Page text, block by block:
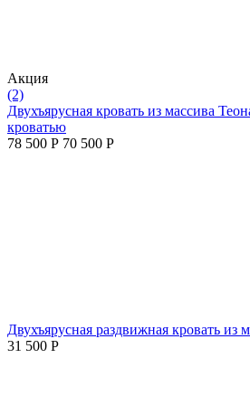
Aкция
(2)
Двухъярусная кровать из массива
кроватью
78 500 Р 70 500 Р
Двухъярусная раздвижная кровать из
31 500 Р